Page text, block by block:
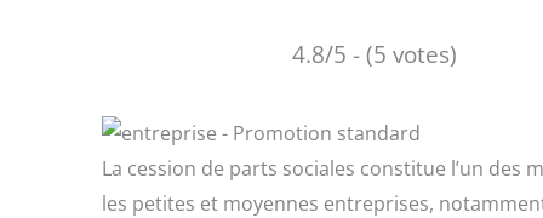
4.8/5 - (5 votes)
La cession de parts sociales constitue l’un des
les petites et moyennes entreprises,